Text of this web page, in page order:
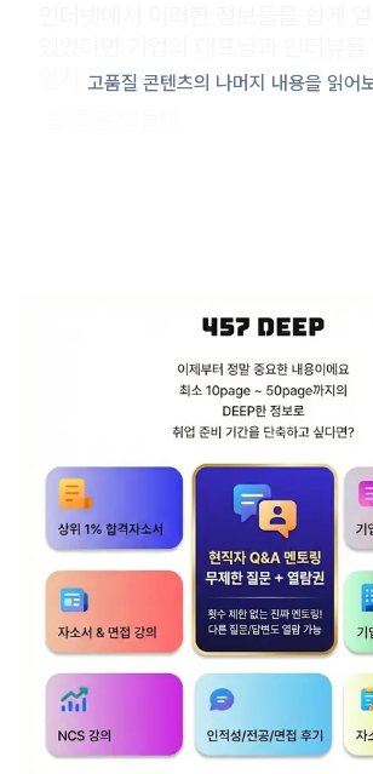
얻지 못했을 것이라 생각합니다.
고품질 콘텐츠의 나머지 내용을 읽어